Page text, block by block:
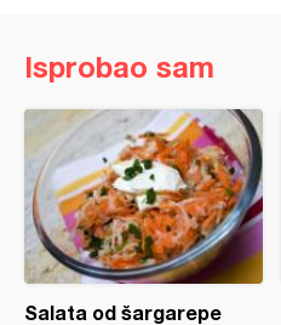
Isprobao sam
Salata od šargarepe